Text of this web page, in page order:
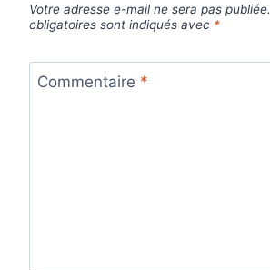
Votre adresse e-mail ne sera pas publiée.
obligatoires sont indiqués avec *
Commentaire *